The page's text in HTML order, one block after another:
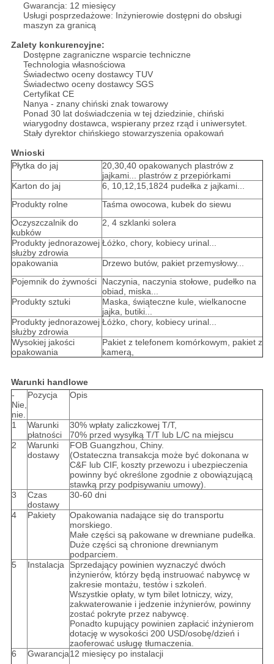
Gwarancja: 12 miesięcy
Usługi posprzedażowe: Inżynierowie dostępni do obsługi
maszyn za granicą
Zalety konkurencyjne:
Dostępne zagraniczne wsparcie techniczne
Technologia własnościowa
Świadectwo oceny dostawcy TUV
Świadectwo oceny dostawcy SGS
Certyfikat CE
Nanya - znany chiński znak towarowy
Ponad 30 lat doświadczenia w tej dziedzinie, chiński
wiarygodny dostawca, wspierany przez rząd i uniwersytet.
Stały dyrektor chińskiego stowarzyszenia opakowań
Wnioski
Płytka do jaj
20,30,40 opakowanych plastrów z
jajkami... plastrów z przepiórkami
Karton do jaj
6, 10,12,15,1824 pudełka z jajkami...
Produkty rolne
Taśma owocowa, kubek do siewu
Oczyszczalnik do
kubków
2, 4 szklanki solera
Produkty jednorazowej
służby zdrowia
Łóżko, chory, kobiecy urinal...
opakowania
Drzewo butów, pakiet przemysłowy...
Pojemnik do żywności
Naczynia, naczynia stołowe, pudełko na
obiad, miska...
Produkty sztuki
Maska, świąteczne kule, wielkanocne
jajka, butiki...
Produkty jednorazowej
służby zdrowia
Łóżko, chory, kobiecy urinal...
Wysokiej jakości
opakowania
Pakiet z telefonem komórkowym, pakiet z
kamerą,
Warunki handlowe
-
Nie,
nie.
Pozycja Opis
1
Warunki
płatności
30% wpłaty zaliczkowej T/T,
70% przed wysyłką T/T lub L/C na miejscu
2
Warunki
dostawy
FOB Guangzhou, Chiny.
(Ostateczna transakcja może być dokonana w
C&F lub CIF, koszty przewozu i ubezpieczenia
powinny być określone zgodnie z obowiązującą
stawką przy podpisywaniu umowy).
3
Czas
dostawy
30-60 dni
4 Pakiety
Opakowania nadające się do transportu
morskiego.
Małe części są pakowane w drewniane pudełka.
Duże części są chronione drewnianym
podparciem.
5
Instalacja
Sprzedający powinien wyznaczyć dwóch
inżynierów, którzy będą instruować nabywcę w
zakresie montażu, testów i szkoleń.
Wszystkie opłaty, w tym bilet lotniczy, wizy,
zakwaterowanie i jedzenie inżynierów, powinny
zostać pokryte przez nabywcę.
Ponadto kupujący powinien zapłacić inżynierom
dotację w wysokości 200 USD/osobę/dzień i
zaoferować usługę tłumaczenia.
6
Gwarancja12 miesięcy po instalacji